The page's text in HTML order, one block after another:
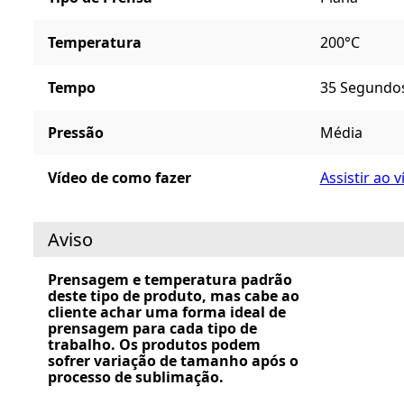
Temperatura 200°C
Tempo 35
Pressão Média
Vídeo de como fazer Assistir ao
Aviso
Prensagem e temperatura padrão
deste tipo de produto, mas cabe ao
cliente achar uma forma ideal de
prensagem para cada tipo de
trabalho. Os produtos podem
sofrer variação de tamanho após o
processo de sublimação.